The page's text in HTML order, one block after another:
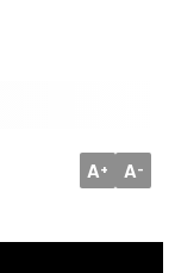
A+ A-